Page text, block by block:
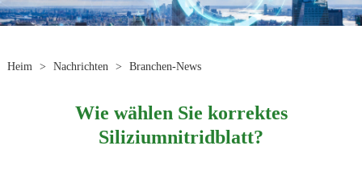
Heim > Nachrichten > Branchen-News
Wie wählen Sie korrektes
Siliziumnitridblatt?